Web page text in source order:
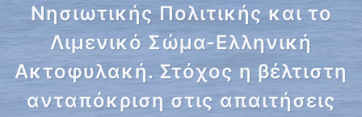
Νησιωτικής Πολιτικής και το
Λιμενικό Σώμα-Ελληνική
Ακτοφυλακή. Στόχος η βέλτιστη
ανταπόκριση στις απαιτήσεις